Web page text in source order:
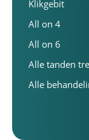
Klikgebit
All on 4
All on 6
Alle tanden
Alle